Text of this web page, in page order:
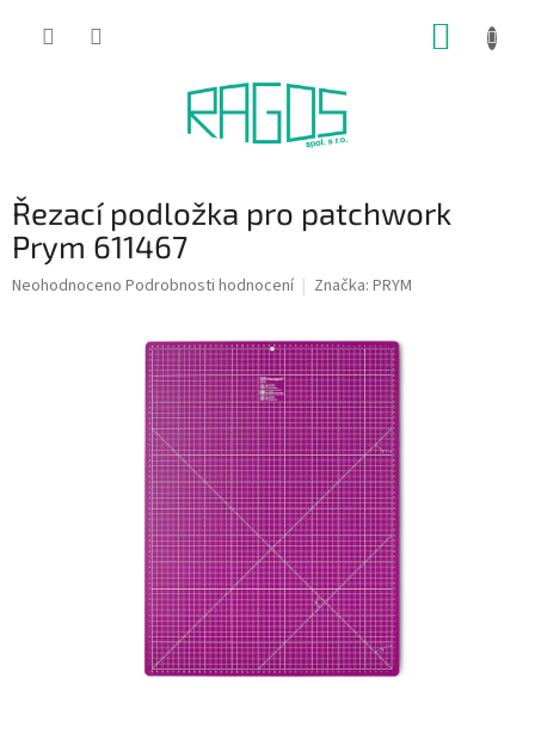
Řezací podložka pro patchwork
Prym 611467
Průměrné
Neohodnoceno Podrobnosti hodnocení Značka: PRYM